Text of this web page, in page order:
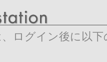
ログイン後に以